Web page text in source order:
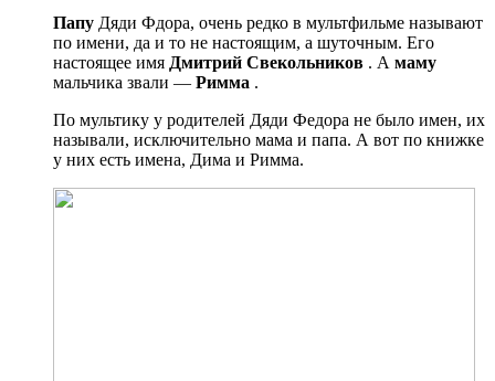
Папу Дяди Фдора, очень редко в мультфильме называют
по имени, да и то не настоящим, а шуточным. Его
настоящее имя Дмитрий Свекольников . А маму
мальчика звали — Римма .
По мультику у родителей Дяди Федора не было имен, их
называли, исключительно мама и папа. А вот по книжке
у них есть имена, Дима и Римма.